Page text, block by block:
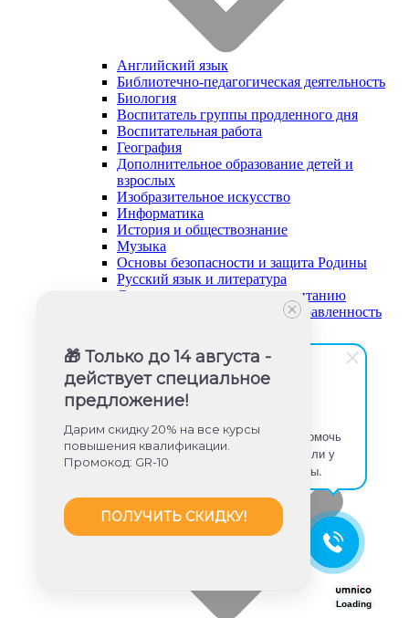
Здравствуйте! Готова помочь
вам. Напишите мне, если у
вас появятся вопросы.
Английский язык
Библиотечно-педагогическая деятельность
Биология
Воспитатель группы продленного дня
Воспитательная работа
География
Дополнительное образование детей и
взрослых
Изобразительное искусство
Информатика
История и обществознание
Музыка
Основы безопасности и защита Родины
Русский язык и литература
Советник директора по воспитанию
Социально-гуманитарная направленность
Труд (технология)
Туризм и краеведение
Тьюторское сопровождение
Физика
Физическое воспитание
Химия
Художественная направленность
Дошкольное образование (ФГОС ДО)
Loading
🎁 Только до 14 августа -
действует специальное
предложение!
Дарим скидку 20% на все курсы
повышения квалификации.
Промокод: GR-10
ПОЛУЧИТЬ СКИДКУ!